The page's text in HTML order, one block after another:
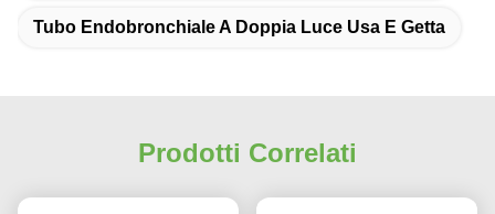
Tubo Endobronchiale A Doppia Luce Usa E Getta
Prodotti Correlati